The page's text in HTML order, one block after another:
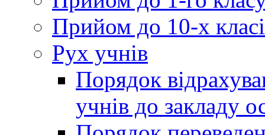
Прийом до 10-х
Рух учнів
Порядок
учнів до закладу